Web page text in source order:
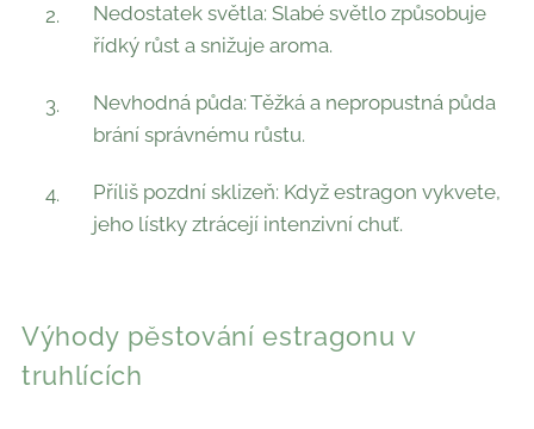
Nedostatek světla: Slabé světlo způsobuje
řídký růst a snižuje aroma.
Nevhodná půda: Těžká a nepropustná půda
brání správnému růstu.
Příliš pozdní sklizeň: Když estragon vykvete,
jeho lístky ztrácejí intenzivní chuť.
Výhody pěstování estragonu v
truhlících